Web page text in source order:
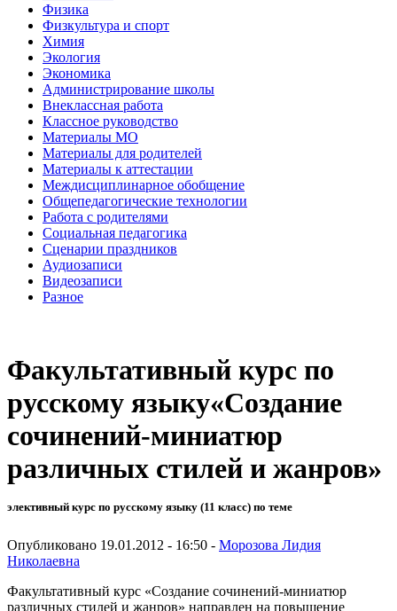
Физика
Физкультура и спорт
Химия
Экология
Экономика
Администрирование школы
Внеклассная работа
Классное руководство
Материалы МО
Материалы для родителей
Материалы к аттестации
Междисциплинарное обобщение
Общепедагогические технологии
Работа с родителями
Социальная педагогика
Сценарии праздников
Аудиозаписи
Видеозаписи
Разное
Факультативный курс по
русскому языку«Создание
сочинений-миниатюр
различных стилей и жанров»
элективный курс по русскому языку (11 класс) по теме
Опубликовано 19.01.2012 - 16:50 - Морозова Лидия
Николаевна
Факультативный курс «Создание сочинений-миниатюр
различных стилей и жанров» направлен на повышение